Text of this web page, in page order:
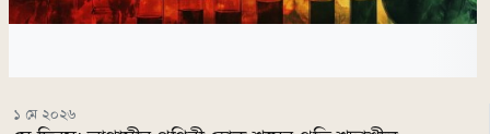
১ মে ২০২৬